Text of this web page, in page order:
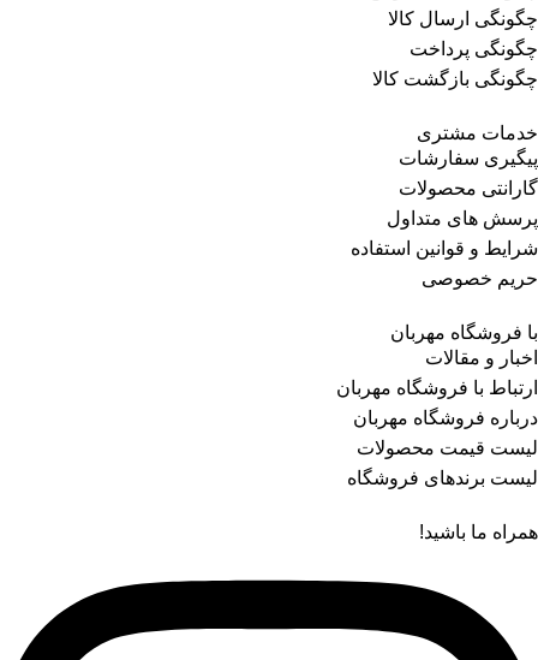
چگونگی ارسال کالا
چگونگی پرداخت
چگونگی بازگشت کالا
خدمات مشتری
پیگیری سفارشات
گارانتی محصولات
پرسش های متداول
شرایط و قوانین استفاده
حریم خصوصی
با فروشگاه مهربان
اخبار و مقالات
ارتباط با فروشگاه مهربان
درباره فروشگاه مهربان
لیست قیمت محصولات
لیست برندهای فروشگاه
همراه ما باشید!